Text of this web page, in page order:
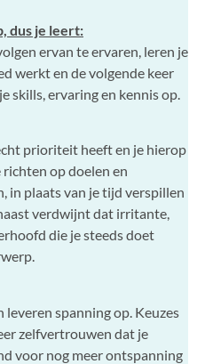
dus je leert:
ervan te ervaren, leren je
werkt en de volgende keer
skills, ervaring en kennis op.
prioriteit heeft en je hierop
op doelen en
in plaats van je tijd verspillen
verdwijnt dat irritante,
die je steeds doet
spanning op. Keuzes
zelfvertrouwen dat je
voor nog meer ontspanning